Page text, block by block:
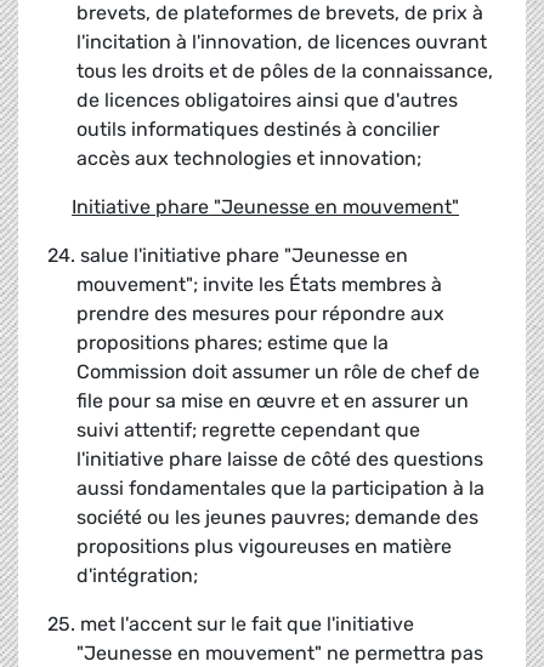
brevets, de plateformes de brevets, de prix à
l'incitation à l'innovation, de licences ouvrant
tous les droits et de pôles de la connaissance,
de licences obligatoires ainsi que d'autres
outils informatiques destinés à concilier
accès aux technologies et innovation;
Initiative phare "Jeunesse en mouvement"
24. salue l'initiative phare "Jeunesse en
mouvement"; invite les États membres à
prendre des mesures pour répondre aux
propositions phares; estime que la
Commission doit assumer un rôle de chef de
file pour sa mise en œuvre et en assurer un
suivi attentif; regrette cependant que
l'initiative phare laisse de côté des questions
aussi fondamentales que la participation à la
société ou les jeunes pauvres; demande des
propositions plus vigoureuses en matière
d'intégration;
25. met l'accent sur le fait que l'initiative
"Jeunesse en mouvement" ne permettra pas